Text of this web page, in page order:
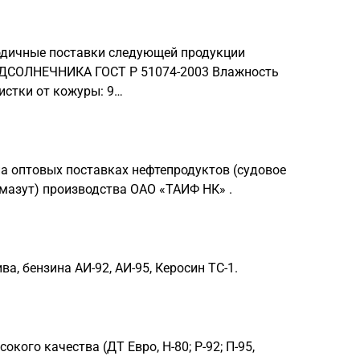
поставки следующей продукции
ГОСТ Р 51074-2003 Влажность
от кожуры: 9…
оптовых поставках нефтепродуктов (судовое
производства ОАО «ТАИФ НК» .
бензина АИ-92, АИ-95, Керосин ТС-1.
качества (ДТ Евро, Н-80; Р-92; П-95,